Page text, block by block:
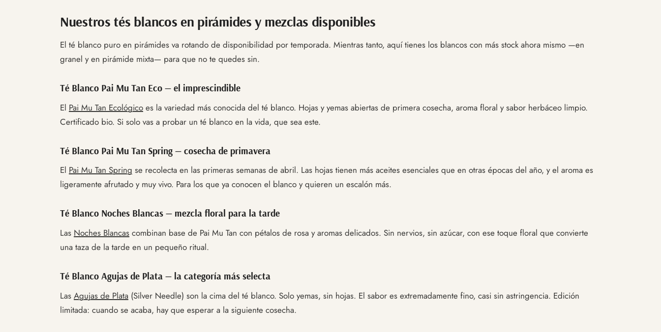
Nuestros tés blancos en pirámides y mezclas disponibles
El té blanco puro en pirámides va rotando de disponibilidad por temporada. Mientras tanto, aquí tienes los blancos con más stock ahora mismo —en
granel y en pirámide mixta— para que no te quedes sin.
Té Blanco Pai Mu Tan Eco — el imprescindible
El Pai Mu Tan Ecológico es la variedad más conocida del té blanco. Hojas y yemas abiertas de primera cosecha, aroma floral y sabor herbáceo limpio.
Certificado bio. Si solo vas a probar un té blanco en la vida, que sea este.
Té Blanco Pai Mu Tan Spring — cosecha de primavera
El Pai Mu Tan Spring se recolecta en las primeras semanas de abril. Las hojas tienen más aceites esenciales que en otras épocas del año, y el aroma es
ligeramente afrutado y muy vivo. Para los que ya conocen el blanco y quieren un escalón más.
Té Blanco Noches Blancas — mezcla floral para la tarde
Las Noches Blancas combinan base de Pai Mu Tan con pétalos de rosa y aromas delicados. Sin nervios, sin azúcar, con ese toque floral que convierte
una taza de la tarde en un pequeño ritual.
Té Blanco Agujas de Plata — la categoría más selecta
Las Agujas de Plata (Silver Needle) son la cima del té blanco. Solo yemas, sin hojas. El sabor es extremadamente fino, casi sin astringencia. Edición
limitada: cuando se acaba, hay que esperar a la siguiente cosecha.